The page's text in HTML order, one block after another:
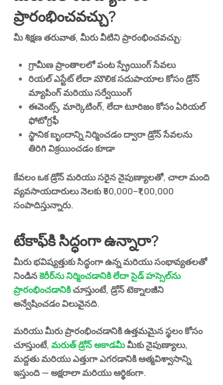
ప్రారంభించవచ్చు?
మీ శిక్షణ తరువాత, మీరు వీటిని ప్రారంభించవచ్చు:
గ్రామీణ ప్రాంతాలలోపంట స్ప్రేయింగ్ సేవలు
రియల్ ఎస్టేట్ లేదా మౌలిక సదుపాయాల కోసండ్రోన్
మ్యాపింగ్ మరియు సర్వేయింగ్
ఈవెంట్స్, మార్కెటింగ్, లేదా టూరిజం కోసంఏరియల్
ఫోటోగ్రఫీ
స్థానిక బృందాన్ని నిర్మించడం ద్వారాడ్రోన్ సేవలను
తిరిగి విక్రయించడంకూడా
కేవలం ఒక డ్రోన్ మరియు సరైన నైపుణ్యాలతో, చాలా మంది
వ్యవసాయదారులు నెలకు ₹50,000–₹1,00,000
సంపాదిస్తున్నారు.
టేకాఫ్‌కి సిద్ధంగా ఉన్నారా?
మీరు భవిష్యత్తుకు సిద్ధంగా ఉన్న మరియు సంభావ్యతలతో
నిండినకెరీర్‌ను నిర్మించడానికి లేదా సైడ్ హస్సెల్‌ను
ప్రారంభించడానికిచూస్తుంటే, డ్రోన్ టెక్నాలజీని
అన్వేషించడం విలువైనది.
మరియు మీరు ప్రారంభించడానికి ఉత్తమమైన స్థలం కోసం
చూస్తుంటే, మరుత్ డ్రోన్ అకాడమీమీకు నైపుణ్యాలు,
మద్దతు మరియు ఎత్తుగా ఎగరడానికి ఆత్మవిశ్వాసాన్ని
ఇస్తుంది — అక్షరాలా మరియు ఆర్థికంగా.